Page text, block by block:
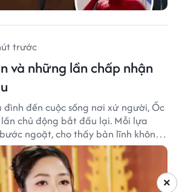
trước
và những lần chấp nhận
đình đến cuộc sống nơi xứ người, Ốc
chủ động bắt đầu lại. Mỗi lựa
ngoặt, cho thấy bản lĩnh không
nữ nghệ sĩ.
×